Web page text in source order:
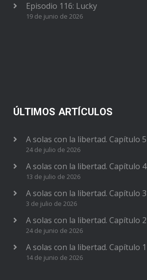
Episodio 116: Lucky
19 de junio de 2026
ÚLTIMOS ARTÍCULOS
A solas con la libertad. Capítulo 5
24 de julio de 2026
A solas con la libertad. Capítulo 4
13 de julio de 2026
A solas con la libertad. Capítulo 3
3 de julio de 2026
A solas con la libertad. Capítulo 2
24 de junio de 2026
A solas con la libertad. Capítulo 1
14 de junio de 2026